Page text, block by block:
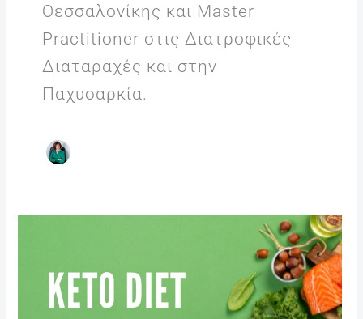
Θεσσαλονίκης και Master
Practitioner στις Διατροφικές
Διαταραχές και στην
Παχυσαρκία.